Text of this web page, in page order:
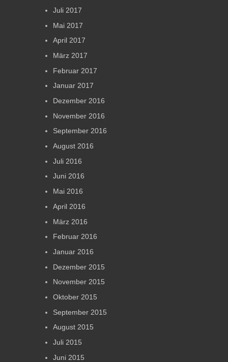
Juli 2017
Mai 2017
April 2017
März 2017
Februar 2017
Januar 2017
Dezember 2016
November 2016
September 2016
August 2016
Juli 2016
Juni 2016
Mai 2016
April 2016
März 2016
Februar 2016
Januar 2016
Dezember 2015
November 2015
Oktober 2015
September 2015
August 2015
Juli 2015
Juni 2015